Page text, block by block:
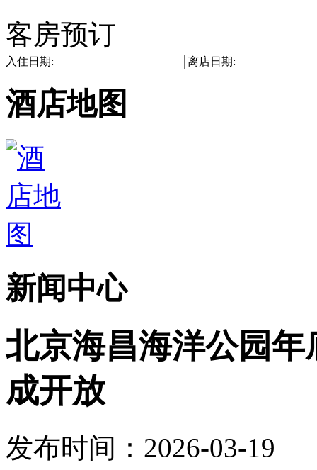
客房预订
入住日期: 离店日期:
酒店地图
新闻中心
北京海昌海洋公园年
成开放
发布时间：2026-03-19